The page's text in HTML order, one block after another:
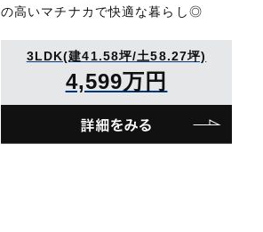
の高いマチナカで快適な暮らし◎
3LDK(建41.58坪/土58.27坪)
4,599万円